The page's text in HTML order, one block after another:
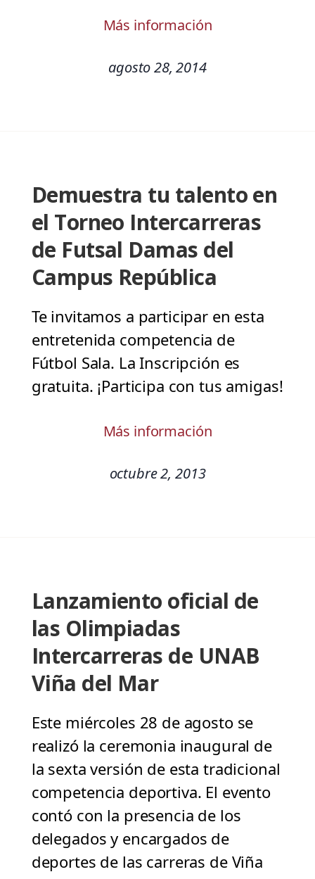
Más información
agosto 28, 2014
Demuestra tu talento en
el Torneo Intercarreras
de Futsal Damas del
Campus República
Te invitamos a participar en esta
entretenida competencia de
Fútbol Sala. La Inscripción es
gratuita. ¡Participa con tus amigas!
Más información
octubre 2, 2013
Lanzamiento oficial de
las Olimpiadas
Intercarreras de UNAB
Viña del Mar
Este miércoles 28 de agosto se
realizó la ceremonia inaugural de
la sexta versión de esta tradicional
competencia deportiva. El evento
contó con la presencia de los
delegados y encargados de
deportes de las carreras de Viña